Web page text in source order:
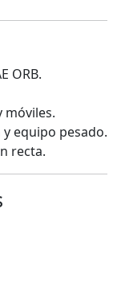
ORB.
móviles.
equipo pesado.
recta.